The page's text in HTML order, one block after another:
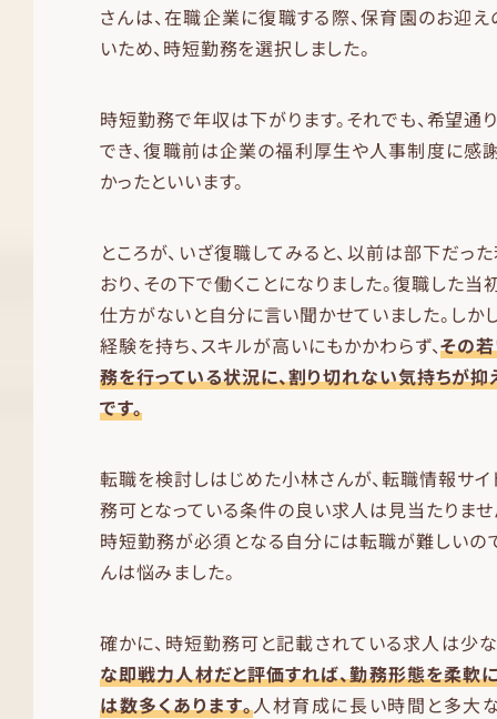
さんは、在職企業に復職する際、保育園のお迎
いため、時短勤務を選択しました。
時短勤務で年収は下がります。それでも、希望通
でき、復職前は企業の福利厚生や人事制度に感
かったといいます。
ところが、いざ復職してみると、以前は部下だっ
おり、その下で働くことになりました。復職した
仕方がないと自分に言い聞かせていました。しか
経験を持ち、スキルが高いにもかかわらず、その
務を行っている状況に、割り切れない気持ちが抑
です。
転職を検討しはじめた小林さんが、転職情報サイ
務可となっている条件の良い求人は見当たりませ
時短勤務が必須となる自分には転職が難しいの
んは悩みました。
確かに、時短勤務可と記載されている求人は少な
な即戦力人材だと評価すれば、勤務形態を柔軟
は数多くあります。人材育成に長い時間と多大